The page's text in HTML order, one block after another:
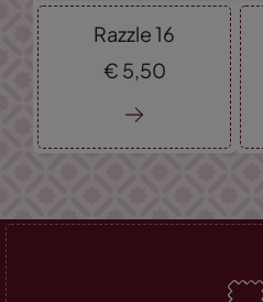
Razzle 16
€ 5,50